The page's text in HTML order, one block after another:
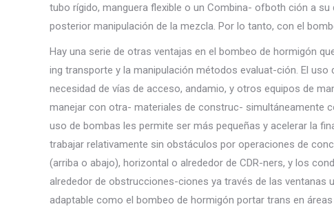
tubo rígido, manguera flexible o un Combina- ofboth ción a
posterior manipulación de la mezcla. Por lo tanto, con el
Hay una serie de otras ventajas en el bombeo de hormigón
ing transporte y la manipulación métodos evaluat-ción. El
necesidad de vías de acceso, andamio, y otros equipos de
manejar con otra- materiales de construc- simultáneamente
uso de bombas les permite ser más pequeñas y acelerar la
trabajar relativamente sin obstáculos por operaciones de
(arriba o abajo), horizontal o alrededor de CDR-ners, y los
alrededor de obstrucciones-ciones ya través de las
adaptable como el bombeo de hormigón portar trans en